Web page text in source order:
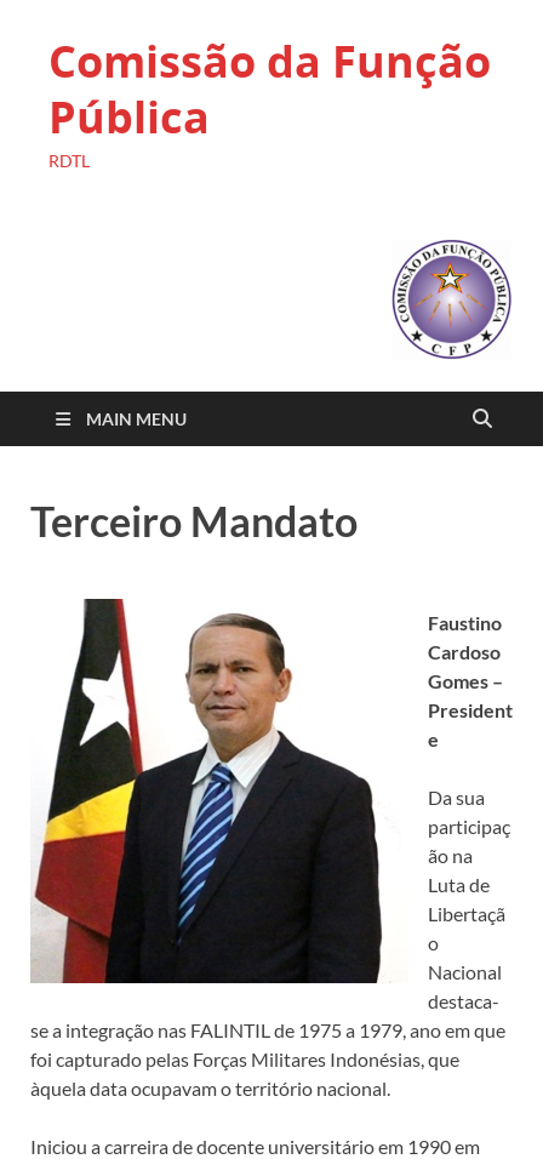
Comissão da Função
Pública
RDTL
MAIN MENU
Terceiro Mandato
Faustino
Cardoso
Gomes –
President
e
Da sua
participaç
ão na
Luta de
Libertaçã
o
Nacional
destaca-
se a integração nas FALINTIL de 1975 a 1979, ano em que
foi capturado pelas Forças Militares Indonésias, que
àquela data ocupavam o território nacional.
Iniciou a carreira de docente universitário em 1990 em